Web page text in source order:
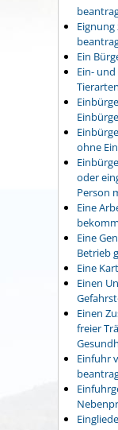
Ein
Ein-
ohne
oder
Person
Eine
Eine
Betrieb
Eine
Einen
Einen
freier
Einfuhr